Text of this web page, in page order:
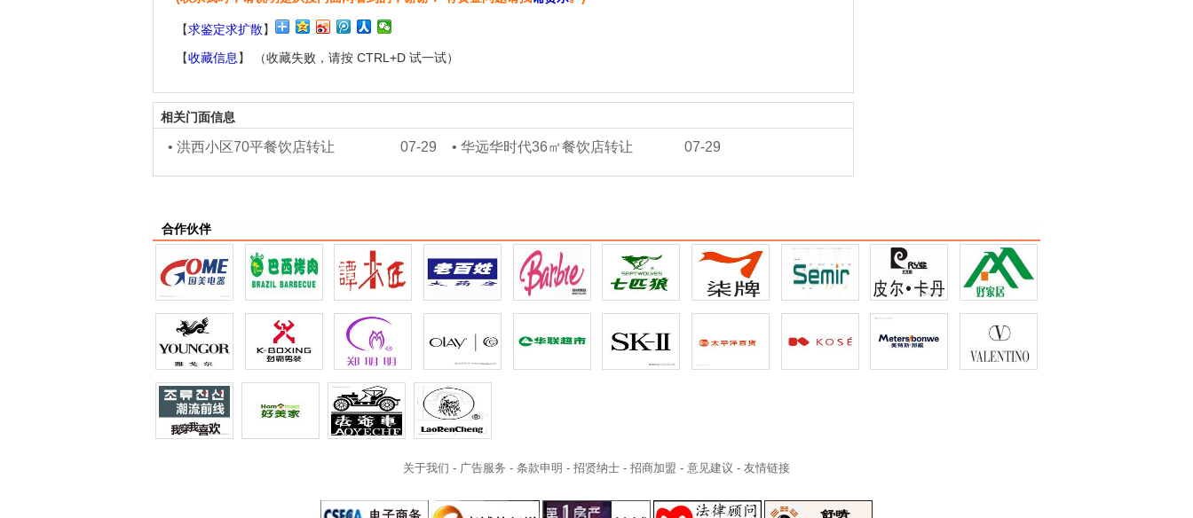
【求鉴定求扩散】
【收藏信息 】 （收藏失败，请按 CTRL+D 试一试）
相关门面信息
• 洪西小区70平餐饮店转让 07-29 • 华远华时代36㎡餐饮店转让 07-29
合作伙伴
关于我们 - 广告服务 - 条款申明 - 招贤纳士 - 招商加盟 - 意见建议 - 友情链接